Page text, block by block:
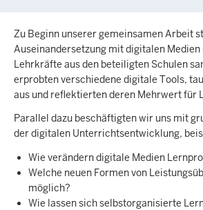
Zu Beginn unserer gemeinsamen Arbeit
Auseinandersetzung mit digitalen
Lehrkräfte aus den beteiligten Schulen
erprobten verschiedene digitale Tools,
aus und reflektierten deren Mehrwert für
Parallel dazu beschäftigten wir uns mit
der digitalen Unterrichtsentwicklung,
Wie verändern digitale Medien
Welche neuen Formen von
möglich?
Wie lassen sich selbstorganisierte